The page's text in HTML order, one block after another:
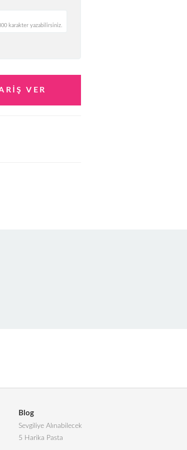
karakter yazabilirsiniz.
Blog
Sevgiliye Alınabilecek
5 Harika Pasta